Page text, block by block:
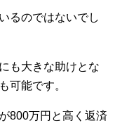
るのではないでし
も大きな助けとな
可能です。
800万円と高く返済